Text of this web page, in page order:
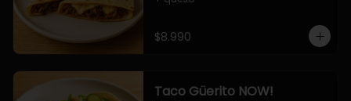
$8.990
Taco Güerito NOW!